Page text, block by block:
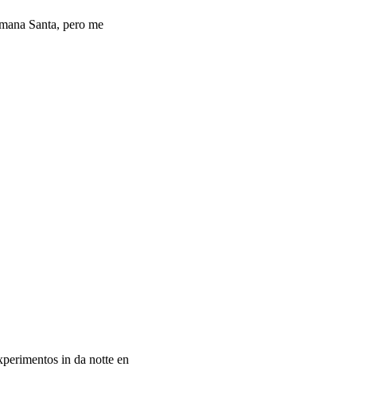
Santa, pero me
in da notte en